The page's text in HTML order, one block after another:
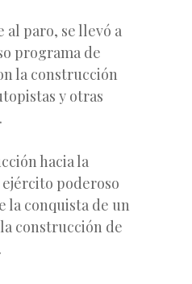
al paro, se llevó a
programa de
la construcción
y otras
hacia la
poderoso
la conquista de un
construcción de